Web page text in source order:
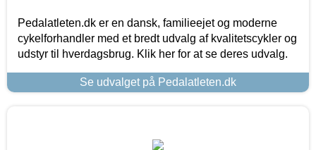
Pedalatleten.dk er en dansk, familieejet og moderne
cykelforhandler med et bredt udvalg af kvalitetscykler og
udstyr til hverdagsbrug. Klik her for at se deres udvalg.
Se udvalget på Pedalatleten.dk